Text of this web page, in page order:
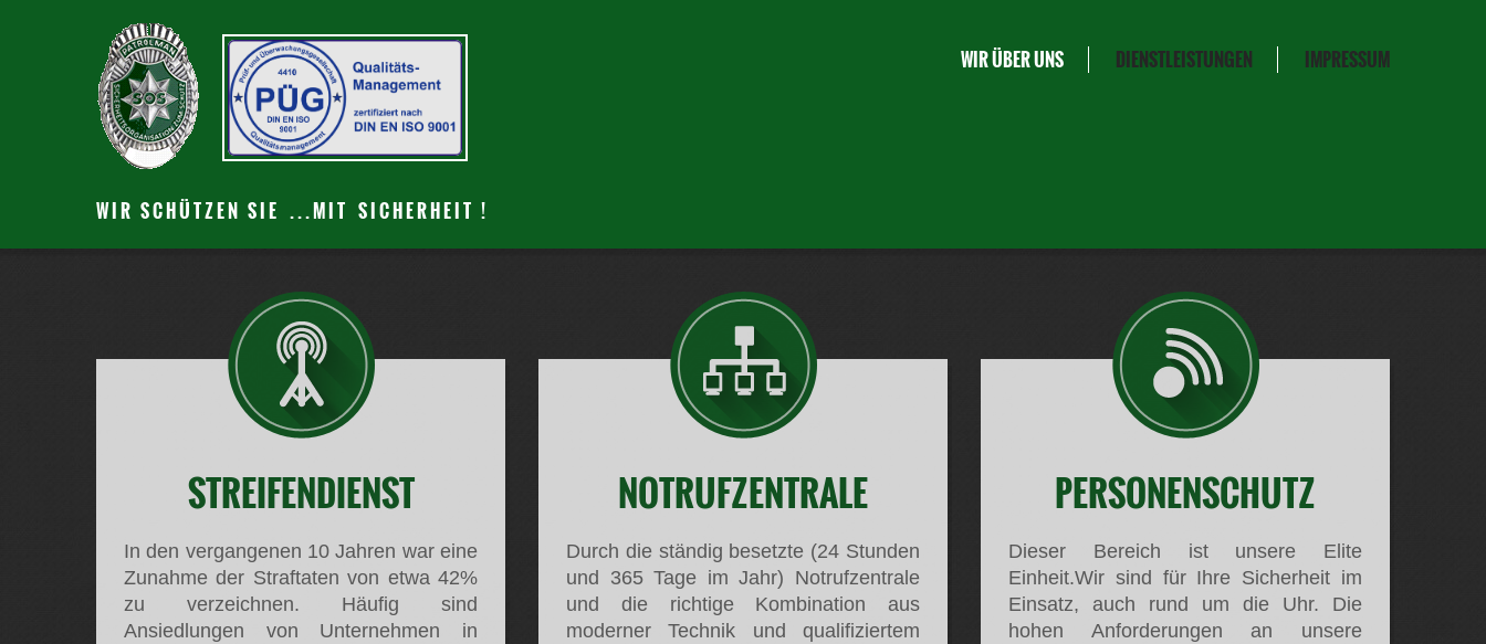
W I R S C H Ü T Z E N S I E . . . M I T S I C H E R H E I T !
WIR ÜBER UNS DIENSTLEISTUNGEN IMPRESSUM
STREIFENDIENST
In den vergangenen 10 Jahren war eine
Zunahme der Straftaten von etwa 42%
zu verzeichnen. Häufig sind
Ansiedlungen von Unternehmen in
NOTRUFZENTRALE
Durch die ständig besetzte (24 Stunden
und 365 Tage im Jahr) Notrufzentrale
und die richtige Kombination aus
moderner Technik und qualifiziertem
PERSONENSCHUTZ
Dieser Bereich ist unsere Elite
Einheit.Wir sind für Ihre Sicherheit im
Einsatz, auch rund um die Uhr. Die
hohen Anforderungen an unsere